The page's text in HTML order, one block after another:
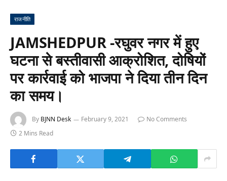
राजनीति
JAMSHEDPUR -रघुवर नगर में हुए
घटना से बस्तीवासी आक्रोशित, दोषियों
पर कार्रवाई को भाजपा ने दिया तीन दिन
का समय।
By BJNN Desk February 9, 2021
No Comments
2 Mins Read